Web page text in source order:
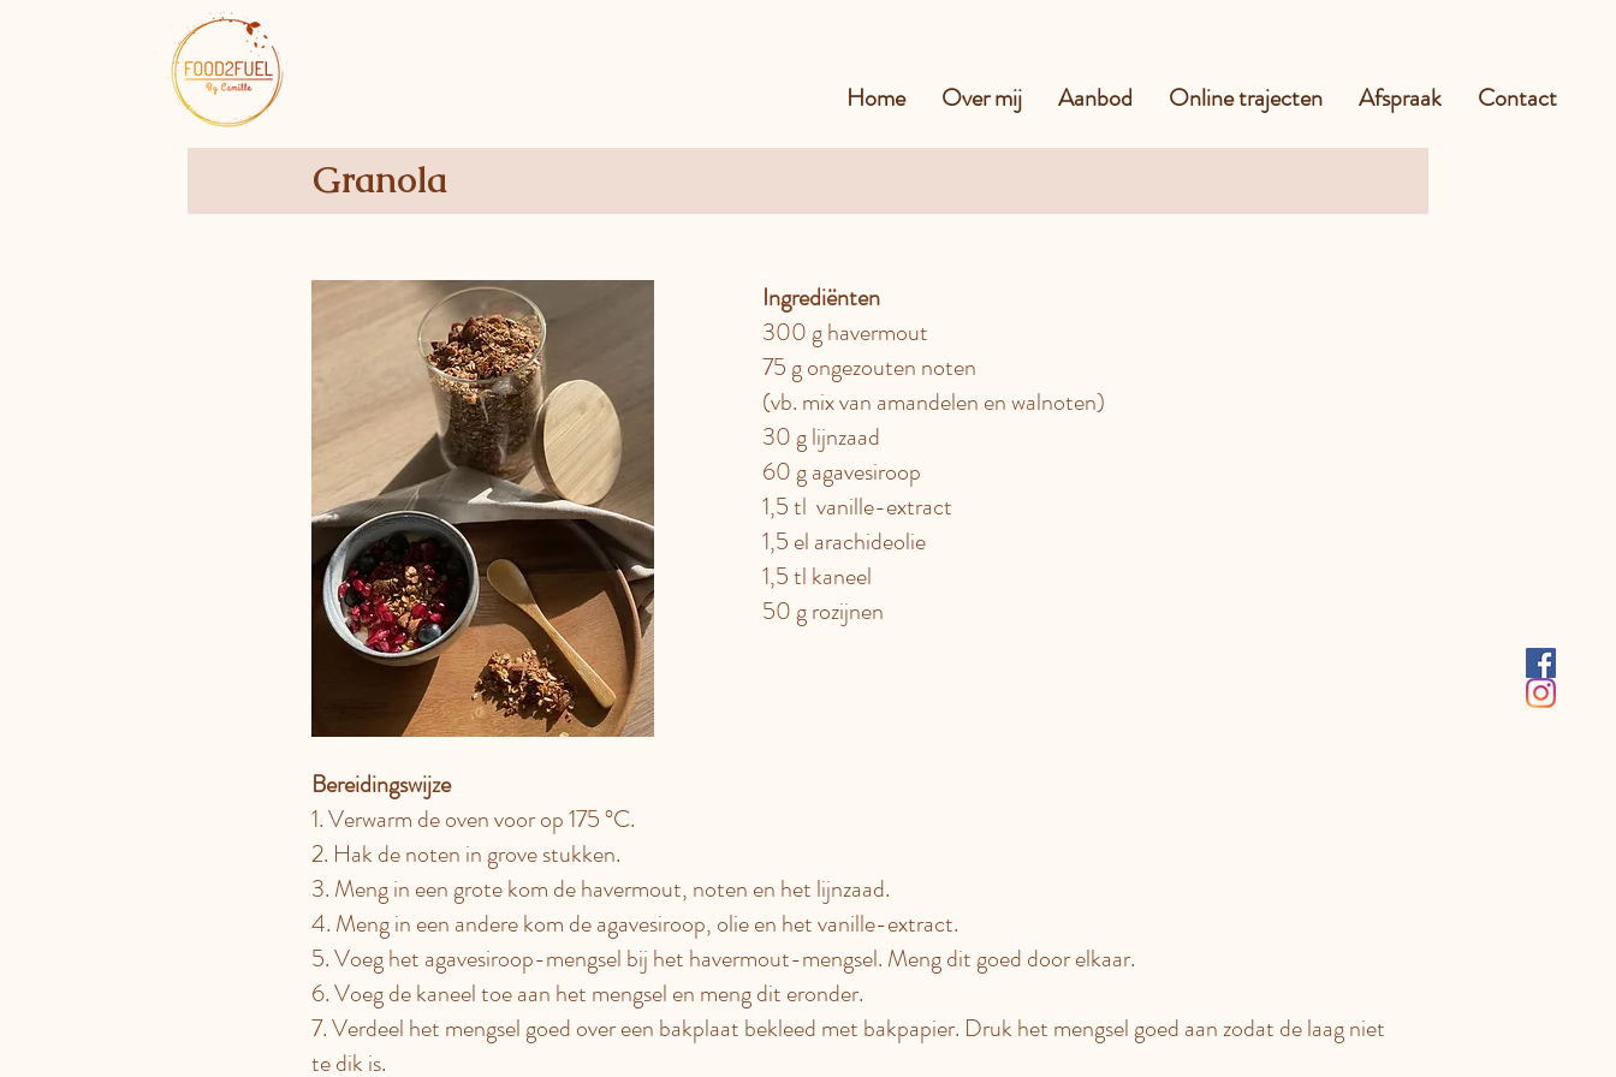
Home Over mij Aanbod Online trajecten Afspraak Contact
Granola
Ingrediënten
300 g havermout
75 g ongezouten noten
(vb. mix van amandelen en walnoten)
30 g lijnzaad
60 g agavesiroop
1,5 tl vanille-extract
1,5 el arachideolie
1,5 tl kaneel
50 g rozijnen
Bereidingswijze
1. Verwarm de oven voor op 175 °C.
2. Hak de noten in grove stukken.
3. Meng in een grote kom de havermout, noten en het lijnzaad.
4. Meng in een andere kom de agavesiroop, olie en het vanille-extract.
5. Voeg het agavesiroop-mengsel bij het havermout-mengsel. Meng dit goed door elkaar.
6. Voeg de kaneel toe aan het mengsel en meng dit eronder.
7. Verdeel het mengsel goed over een bakplaat bekleed met bakpapier. Druk het mengsel goed aan zodat de laag niet
te dik is.